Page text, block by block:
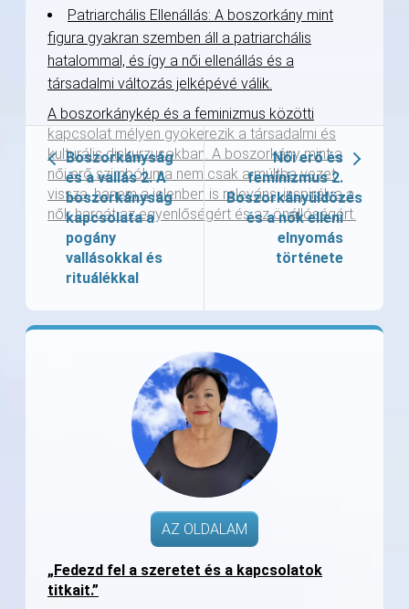
Patriarchális Ellenállás: A boszorkány mint
figura gyakran szemben áll a patriarchális
hatalommal, és így a női ellenállás és a
társadalmi változás jelképévé válik.
A boszorkánykép és a feminizmus közötti
kapcsolat mélyen gyökerezik a társadalmi és
kulturális diskurzusokban. A boszorkány mint a
női erő szimbóluma nem csak a múltba vezet
vissza, hanem a jelenben is releváns, inspirálva a
nők harcát az egyenlőségért és az önállóságért.
Boszorkányság
és a vallás 2. A
boszorkányság
kapcsolata a
pogány
vallásokkal és
rituálékkal
Női erő és
feminizmus 2.
Boszorkányüldözés
és a nők elleni
elnyomás
története
AZ OLDALAM
„Fedezd fel a szeretet és a kapcsolatok
titkait.”